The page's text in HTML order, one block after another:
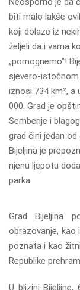
biti malo lakše
koji dolaze iz
željeli da i vama
„pomognemo”!
sjevero-istočnom
iznosi 734 km², a
000. Grad je
Semberije i
grad čini jedan
Bijeljina je
njenu ljepotu
parka.
Grad Bijeljina
obrazovanje, kao
poznata i kao
Republike
U blizini